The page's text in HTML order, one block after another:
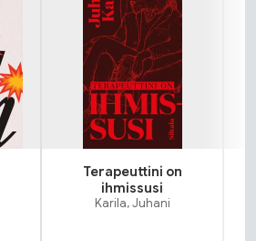
Terapeuttini on
ihmissusi
Karila, Juhani